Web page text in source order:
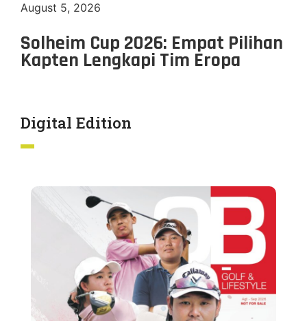
August 5, 2026
Solheim Cup 2026: Empat Pilihan
Kapten Lengkapi Tim Eropa
Digital Edition